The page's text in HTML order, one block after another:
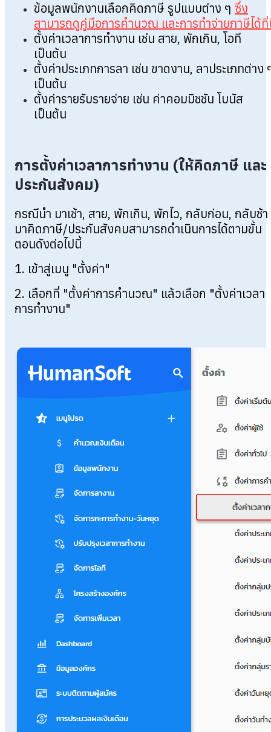
ข้อมูลพนักงานเลือกคิดภาษี รูปแบบต่าง ๆ ซึ่ง
สามารถดูคู่มือการคำนวณ และการทำจ่ายภาษีได้
ตั้งค่าเวลาการทำงาน เช่น สาย, พักเกิน, โอที
เป็นต้น
ตั้งค่าประเภทการลา เช่น ขาดงาน, ลาประเภทต่าง
เป็นต้น
ตั้งค่ารายรับรายจ่าย เช่น ค่าคอมมิชชัน โบนัส
เป็นต้น
การตั้งค่าเวลาการทำงาน (ให้คิดภาษี และ
ประกันสังคม)
กรณีนำ มาเช้า, สาย, พักเกิน, พักไว, กลับก่อน, กลับช้า
มาคิดภาษี/ประกันสังคมสามารถดำเนินการได้ตามขั้น
ตอนดังต่อไปนี้
1. เข้าสู่เมนู "ตั้งค่า"
2. เลือกที่ "ตั้งค่าการคำนวณ" แล้วเลือก "ตั้งค่าเวลา
การทำงาน"